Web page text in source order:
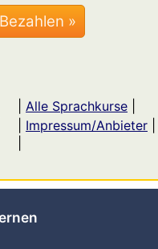
Alle Sprachkurse
Impressum/Anbieter